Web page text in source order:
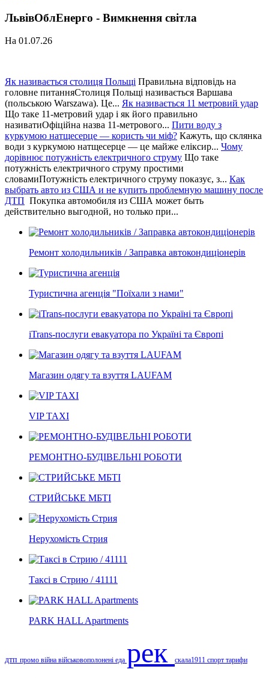
ЛьвівОблЕнерго - Вимкнення світла
На 01.07.26
Як називається столиця Польщі Правильна відповідь на
головне питанняСтолиця Польщі називається Варшава
(польською Warszawa). Це... Як називається 11 метровий удар
Що таке 11-метровий удар і як його правильно
називатиОфіційна назва 11-метрового... Пити воду з
куркумою натщесерце — користь чи міф? Кажуть, що склянка
води з куркумою натщесерце — це майже еліксир... Чому
дорівнює потужність електричного струму Що таке
потужність електричного струму простими
словамиПотужність електричного струму показує, з... Как
выбрать авто из США и не купить проблемную машину после
ДТП Покупка автомобиля из США может быть
действительно выгодной, но только при...
Ремонт холодильників / Заправка автокондиціонерів
Туристична агенція "Поїхали з нами"
iTrans-послуги евакуатора по Україні та Європі
Магазин одягу та взуття LAUFAM
VIP TAXI
РЕМОНТНО-БУДІВЕЛЬНІ РОБОТИ
СТРИЙСЬКЕ МБТІ
Нерухомість Стрия
Таксі в Стрию / 41111
PARK HALL Apartments
дтп промо війна військовополонені еда рек скала1911 спорт тарифи